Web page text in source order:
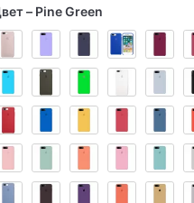
Pine Green